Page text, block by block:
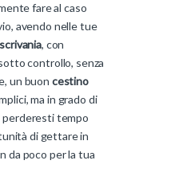
fare al caso
avendo nelle tue
, con
controllo, senza
un buon cestino
ma in grado di
perderesti tempo
di gettare in
da poco per la tua